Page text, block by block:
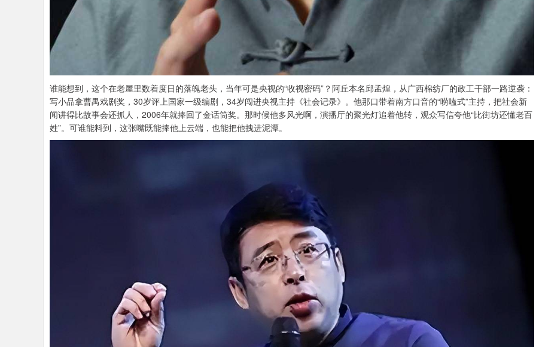
谁能想到，这个在老屋里数着度日的落魄老头，当年可是央视的“收视密码”？阿丘本名邱孟煌，从广西棉纺厂的政工干部一路逆袭：
写小品拿曹禺戏剧奖，30岁评上国家一级编剧，34岁闯进央视主持《社会记录》。他那口带着南方口音的“唠嗑式”主持，把社会新
闻讲得比故事会还抓人，2006年就捧回了金话筒奖。那时候他多风光啊，演播厅的聚光灯追着他转，观众写信夸他“比街坊还懂老百
姓”。可谁能料到，这张嘴既能捧他上云端，也能把他拽进泥潭。